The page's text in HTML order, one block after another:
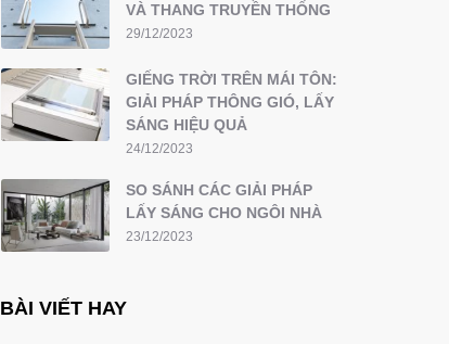
VÀ THANG TRUYỀN THỐNG
29/12/2023
GIẾNG TRỜI TRÊN MÁI TÔN:
GIẢI PHÁP THÔNG GIÓ, LẤY
SÁNG HIỆU QUẢ
24/12/2023
SO SÁNH CÁC GIẢI PHÁP
LẤY SÁNG CHO NGÔI NHÀ
23/12/2023
BÀI VIẾT HAY